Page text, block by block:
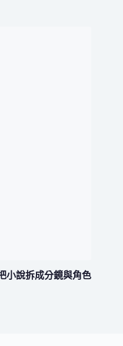
小說拆成分鏡與角色